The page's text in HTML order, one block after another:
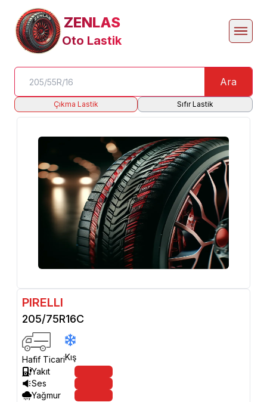
ZENLAS
Oto Lastik
Ara
Çıkma Lastik Sıfır Lastik
PIRELLI
205/75R16C
Hafif TicariKış
Yakıt
Ses
Yağmur